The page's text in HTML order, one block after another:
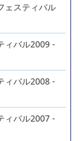
ェスティバル
ィバル2009 -
ィバル2008 -
ィバル2007 -